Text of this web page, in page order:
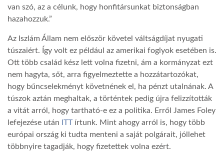
van szó, az a célunk, hogy honfitársunkat biztonságban
hazahozzuk.”
Az Iszlám Állam nem először követel váltságdíjat nyugati
túszaiért. Így volt ez például az amerikai foglyok esetében is.
Ott több család kész lett volna fizetni, ám a kormányzat ezt
nem hagyta, sőt, arra figyelmeztette a hozzátartozókat,
hogy bűncselekményt követnének el, ha pénzt utalnának. A
túszok aztán meghaltak, a történtek pedig újra felizzították
a vitát arról, hogy tartható-e ez a politika. Erről James Foley
lefejezése után ITTírtunk. Mint ahogy arról is, hogy több
európai ország ki tudta menteni a saját polgárait, jóllehet
többnyire tagadják, hogy fizetettek volna ezért.